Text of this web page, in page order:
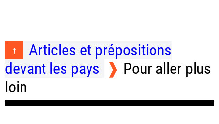
Articles et prépositions
devant les pays
Pour aller plus
loin